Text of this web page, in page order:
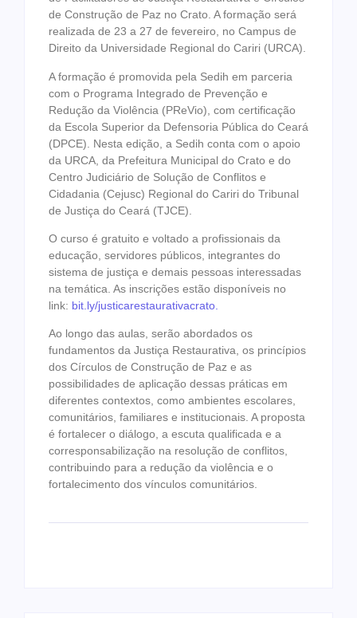
de Construção de Paz no Crato. A formação será
realizada de 23 a 27 de fevereiro, no Campus de
Direito da Universidade Regional do Cariri (URCA).
A formação é promovida pela Sedih em parceria
com o Programa Integrado de Prevenção e
Redução da Violência (PReVio), com certificação
da Escola Superior da Defensoria Pública do Ceará
(DPCE). Nesta edição, a Sedih conta com o apoio
da URCA, da Prefeitura Municipal do Crato e do
Centro Judiciário de Solução de Conflitos e
Cidadania (Cejusc) Regional do Cariri do Tribunal
de Justiça do Ceará (TJCE).
O curso é gratuito e voltado a profissionais da
educação, servidores públicos, integrantes do
sistema de justiça e demais pessoas interessadas
na temática. As inscrições estão disponíveis no
link: bit.ly/justicarestaurativacrato.
Ao longo das aulas, serão abordados os
fundamentos da Justiça Restaurativa, os princípios
dos Círculos de Construção de Paz e as
possibilidades de aplicação dessas práticas em
diferentes contextos, como ambientes escolares,
comunitários, familiares e institucionais. A proposta
é fortalecer o diálogo, a escuta qualificada e a
corresponsabilização na resolução de conflitos,
contribuindo para a redução da violência e o
fortalecimento dos vínculos comunitários.